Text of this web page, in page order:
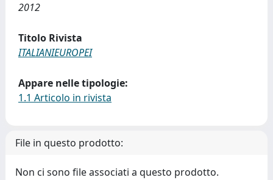
2012
Titolo Rivista
ITALIANIEUROPEI
Appare nelle tipologie:
1.1 Articolo in rivista
File in questo prodotto:
Non ci sono file associati a questo prodotto.